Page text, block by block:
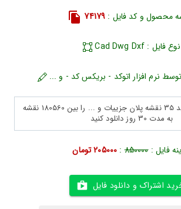
محصول و کد فایل : 74179
نوع فایل : Cad Dwg Dxf
نرم افزار اتوکد - بریکس کد - و ...
با یک خرید میتوانید 35 نقشه پلان جزییات و ... را بین 180560 نقشه
به مدت 30 روز دانلود کنید
فایل :850000
: 205000 تومان
اشتراک و دانلود فایل